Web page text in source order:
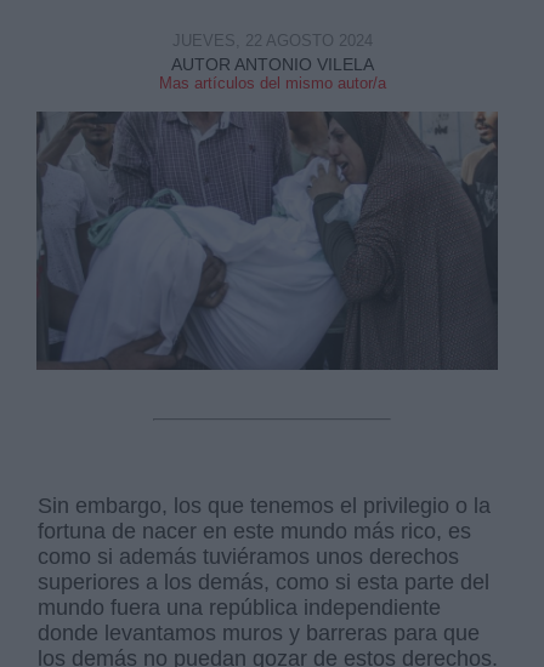
AUTOR ANTONIO VILELA
Mas artículos del mismo autor/a
JUEVES, 22 AGOSTO 2024
Sin embargo, los que tenemos el privilegio o la
fortuna de nacer en este mundo más rico, es
como si además tuviéramos unos derechos
superiores a los demás, como si esta parte del
mundo fuera una república independiente
donde levantamos muros y barreras para que
los demás no puedan gozar de estos derechos.
Información adicional
link